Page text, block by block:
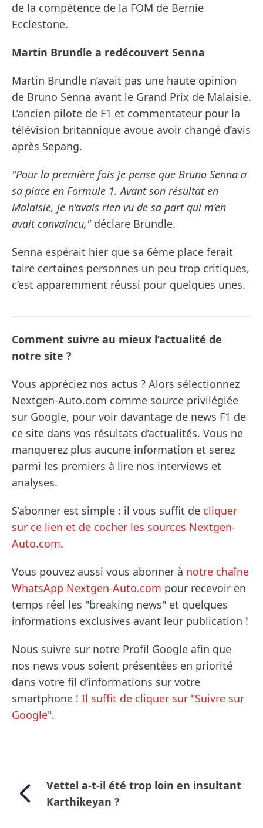
de la compétence de la FOM de Bernie
Ecclestone.
Martin Brundle a redécouvert Senna
Martin Brundle n’avait pas une haute opinion
de Bruno Senna avant le Grand Prix de Malaisie.
L’ancien pilote de F1 et commentateur pour la
télévision britannique avoue avoir changé d’avis
après Sepang.
"Pour la première fois je pense que Bruno Senna a
sa place en Formule 1. Avant son résultat en
Malaisie, je n’avais rien vu de sa part qui m’en
avait convaincu,"déclare Brundle.
Senna espérait hier que sa 6ème place ferait
taire certaines personnes un peu trop critiques,
c’est apparemment réussi pour quelques unes.
Comment suivre au mieux l’actualité de
notre site ?
Vous appréciez nos actus ? Alors sélectionnez
Nextgen-Auto.com comme source privilégiée
sur Google, pour voir davantage de news F1 de
ce site dans vos résultats d’actualités. Vous ne
manquerez plus aucune information et serez
parmi les premiers à lire nos interviews et
analyses.
S’abonner est simple : il vous suffit de cliquer
sur ce lien et de cocher les sources Nextgen-
Auto.com.
Vous pouvez aussi vous abonner à notre chaîne
WhatsApp Nextgen-Auto.com pour recevoir en
temps réel les "breaking news" et quelques
informations exclusives avant leur publication !
Nous suivre sur notre Profil Google afin que
nos news vous soient présentées en priorité
dans votre fil d’informations sur votre
smartphone ! Il suffit de cliquer sur "Suivre sur
Google".
Vettel a-t-il été trop loin en insultant
Karthikeyan ?